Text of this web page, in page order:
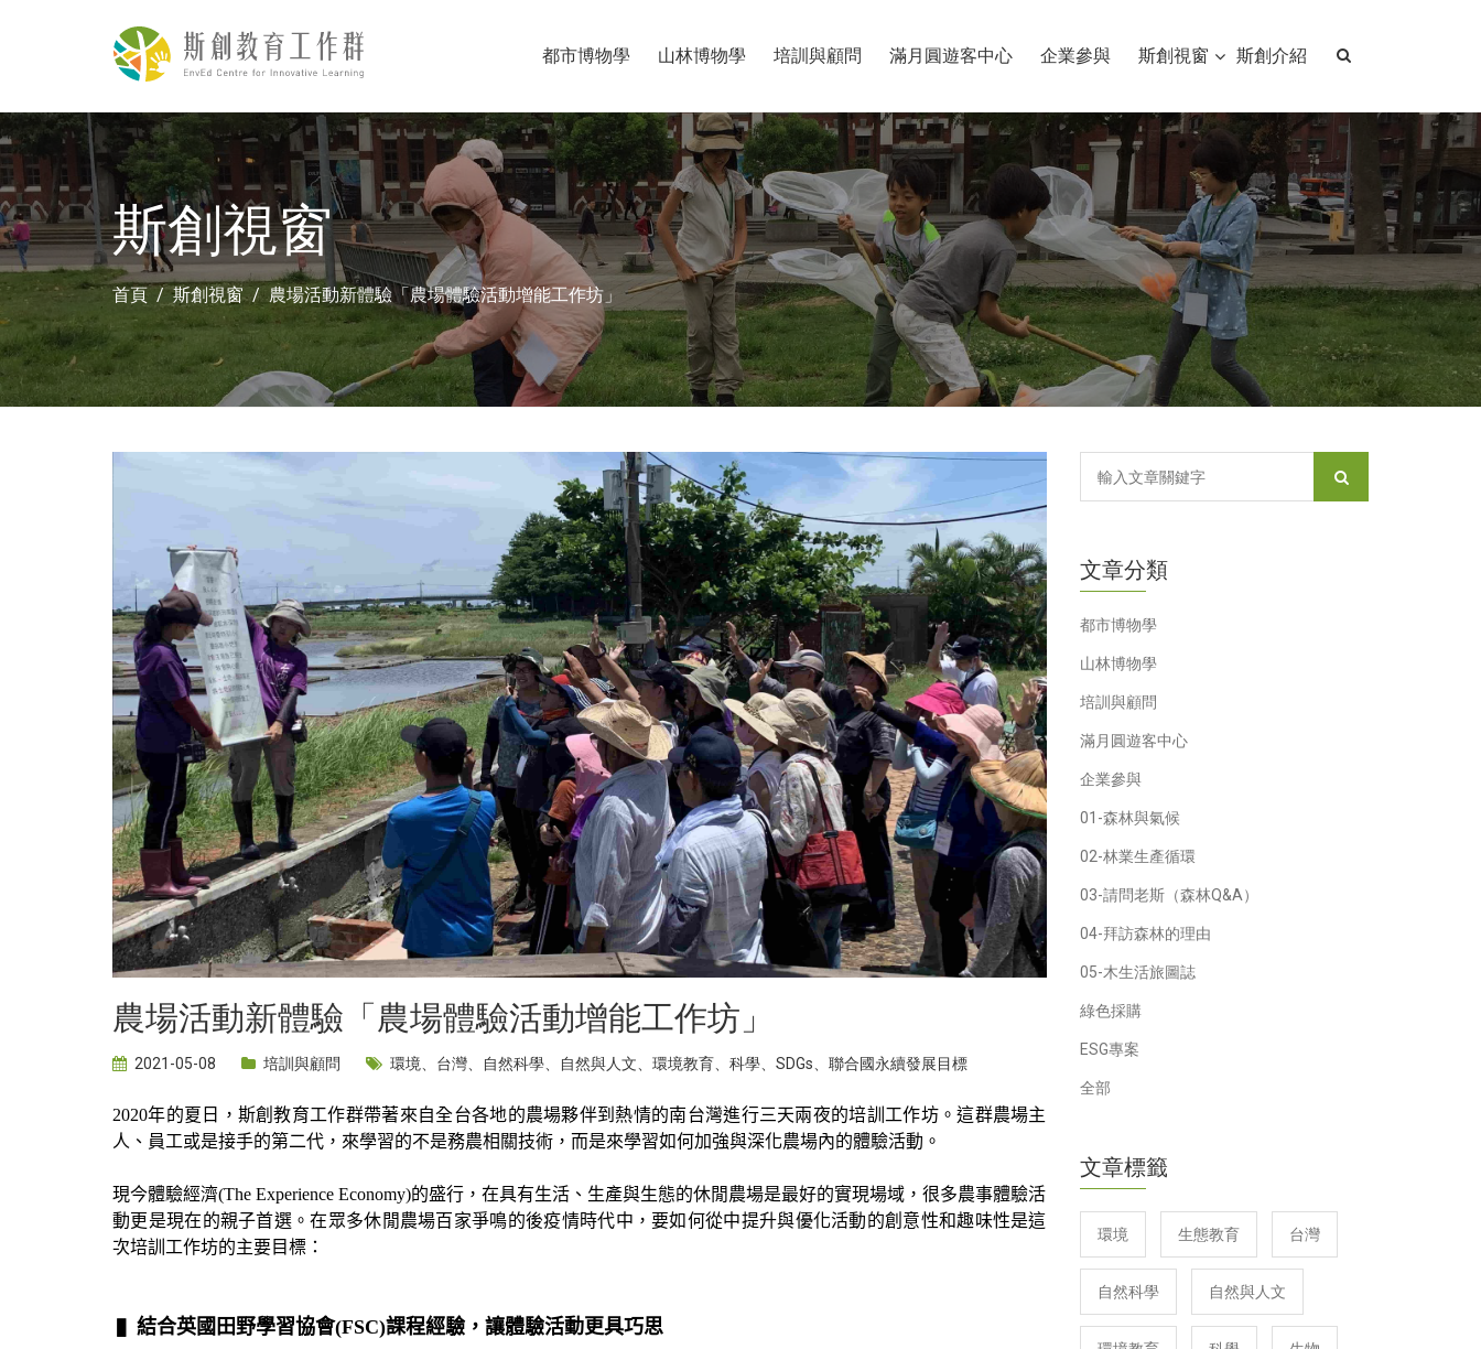
都市博物學 山林博物學 培訓與顧問 滿月圓遊客中心 企業參與 斯創視窗 斯創介紹
斯創視窗
首頁 斯創視窗 農場活動新體驗「農場體驗活動增能工作坊」
農場活動新體驗「農場體驗活動增能工作坊」
2021-05-08 培訓與顧問 環境 台灣 自然科學 自然與人文 環境教育 科學 SDGs 聯合國永續發展目標
2020年的夏日，斯創教育工作群帶著來自全台各地的農場夥伴到熱情的南台灣進行三天兩夜的培訓工作坊。這群農場主
人、員工或是接手的第二代，來學習的不是務農相關技術，而是來學習如何加強與深化農場內的體驗活動。
現今體驗經濟(The Experience Economy)的盛行，在具有生活、生產與生態的休閒農場是最好的實現場域，很多農事體驗活
動更是現在的親子首選。在眾多休閒農場百家爭鳴的後疫情時代中，要如何從中提升與優化活動的創意性和趣味性是這
次培訓工作坊的主要目標：
▌ 結合英國田野學習協會(FSC)課程經驗，讓體驗活動更具巧思
文章分類
都市博物學
山林博物學
培訓與顧問
滿月圓遊客中心
企業參與
01-森林與氣候
02-林業生產循環
03-請問老斯（森林Q&A）
04-拜訪森林的理由
05-木生活旅圖誌
綠色採購
ESG專案
全部
文章標籤
環境 生態教育 台灣
自然科學 自然與人文